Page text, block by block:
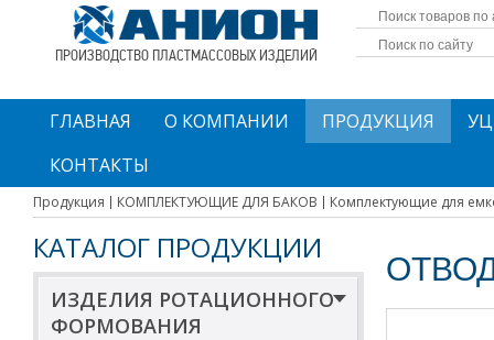
ПРОИЗВОДСТВО ПЛАСТМАССОВЫХ ИЗДЕЛИЙ
ГЛАВНАЯ О КОМПАНИИ ПРОДУКЦИЯ
КОНТАКТЫ
Продукция КОМПЛЕКТУЮЩИЕ ДЛЯ БАКОВ Комплектующие для
КАТАЛОГ ПРОДУКЦИИ
ИЗДЕЛИЯ РОТАЦИОННОГО
ФОРМОВАНИЯ